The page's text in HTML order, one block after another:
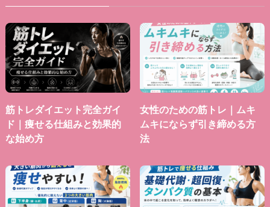
筋トレダイエット完全ガイ
ド｜痩せる仕組みと効果的
な始め方
女性のための筋トレ｜ムキ
ムキにならず引き締める方
法